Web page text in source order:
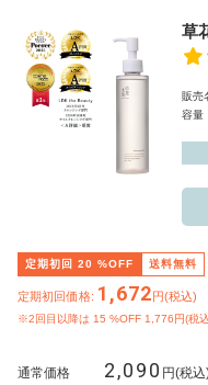
草
販
容量
定期初回 20 %OFF 送料無料
定期初回価格: 1,672円(税込)
※2回目以降は 15 %OFF 1,776円(税
通常価格 2,090 円(税